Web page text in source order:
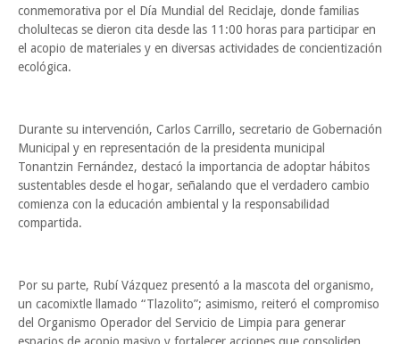
conmemorativa por el Día Mundial del Reciclaje, donde familias
cholultecas se dieron cita desde las 11:00 horas para participar en
el acopio de materiales y en diversas actividades de concientización
ecológica.
Durante su intervención, Carlos Carrillo, secretario de Gobernación
Municipal y en representación de la presidenta municipal
Tonantzin Fernández, destacó la importancia de adoptar hábitos
sustentables desde el hogar, señalando que el verdadero cambio
comienza con la educación ambiental y la responsabilidad
compartida.
Por su parte, Rubí Vázquez presentó a la mascota del organismo,
un cacomixtle llamado “Tlazolito”; asimismo, reiteró el compromiso
del Organismo Operador del Servicio de Limpia para generar
espacios de acopio masivo y fortalecer acciones que consoliden